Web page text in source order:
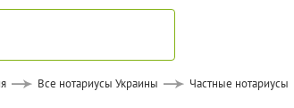
Все нотариусы Украины Частные нотариусы